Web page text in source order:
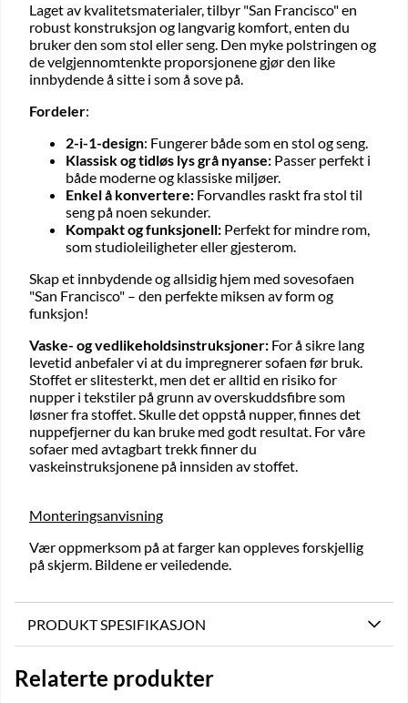
Laget av kvalitetsmaterialer, tilbyr "San Francisco" en
robust konstruksjon og langvarig komfort, enten du
bruker den som stol eller seng. Den myke polstringen og
de velgjennomtenkte proporsjonene gjør den like
innbydende å sitte i som å sove på.
Fordeler:
2-i-1-design: Fungerer både som en stol og seng.
Klassisk og tidløs lys grå nyanse: Passer perfekt i
både moderne og klassiske miljøer.
Enkel å konvertere: Forvandles raskt fra stol til
seng på noen sekunder.
Kompakt og funksjonell: Perfekt for mindre rom,
som studioleiligheter eller gjesterom.
Skap et innbydende og allsidig hjem med sovesofaen
"San Francisco" – den perfekte miksen av form og
funksjon!
Vaske- og vedlikeholdsinstruksjoner: For å sikre lang
levetid anbefaler vi at du impregnerer sofaen før bruk.
Stoffet er slitesterkt, men det er alltid en risiko for
nupper i tekstiler på grunn av overskuddsfibre som
løsner fra stoffet. Skulle det oppstå nupper, finnes det
nuppefjerner du kan bruke med godt resultat. For våre
sofaer med avtagbart trekk finner du
vaskeinstruksjonene på innsiden av stoffet.
Monteringsanvisning
Vær oppmerksom på at farger kan oppleves forskjellig
på skjerm. Bildene er veiledende.
PRODUKT SPESIFIKASJON
Relaterte produkter